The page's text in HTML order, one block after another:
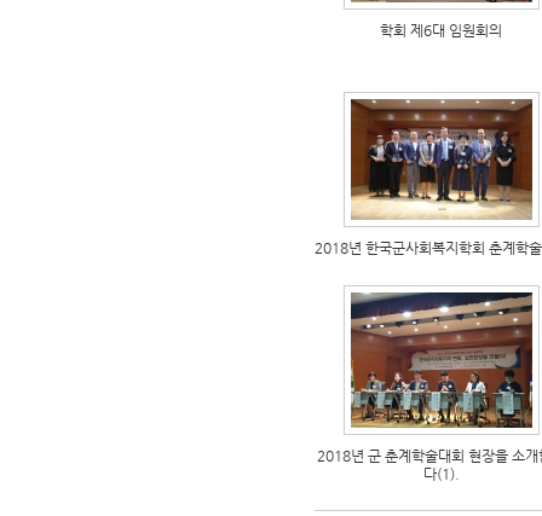
학회 제6대 임원회의
2018년 한국군사회복지학회 춘계학
2018년 군 춘계학술대회 현장을 소개
다(1).